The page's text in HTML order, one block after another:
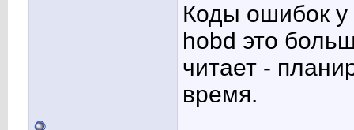
Коды ошибок у
hobd это
читает -
время.